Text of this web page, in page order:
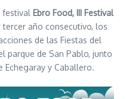
festival Ebro Food, III Festival
tercer año consecutivo, los
de las Fiestas del
parque de San Pablo, junto
Echegaray y Caballero.